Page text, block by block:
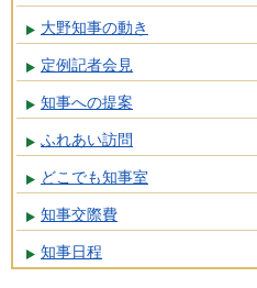
大野知事の動き
定例記者会見
知事への提案
ふれあい訪問
どこでも知事室
知事交際費
知事日程